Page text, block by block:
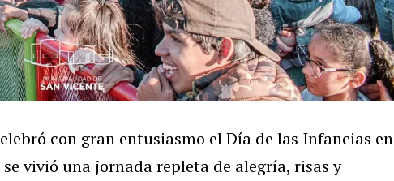
con gran entusiasmo el Día de las Infancias en
vivió una jornada repleta de alegría, risas y